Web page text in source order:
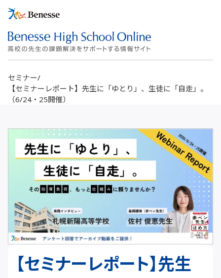
セミナー/
【セミナーレポート】先生に「ゆとり」、生徒に「自走」。
（6/24・25開催）
【セミナーレポート】先生